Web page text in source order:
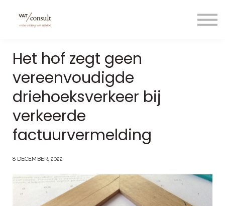
Contact
Taal/language
Het hof zegt geen
vereenvoudigde
driehoeksverkeer bij
verkeerde
factuurvermelding
8 DECEMBER, 2022